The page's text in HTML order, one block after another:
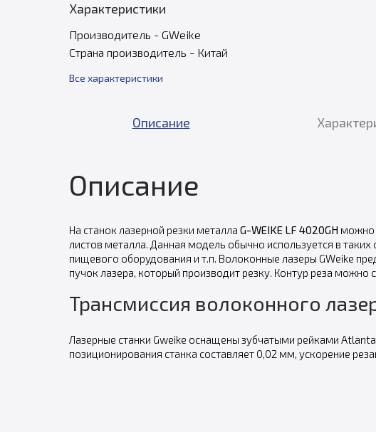
Характеристики
Производитель - GWeike
Страна производитель - Китай
Все характеристики
Описание
Описание
На станок лазерной резки металла G-WEIKE LF 4020GH можно
листов металла. Данная модель обычно используется в
пищевого оборудования и т.п. Волоконные лазеры GWeike
пучок лазера, который производит резку. Контур реза
Трансмиссия волоконного
Лазерные станки Gweike оснащены зубчатыми рейками
позиционирования станка составляет 0,02 мм, ускорение